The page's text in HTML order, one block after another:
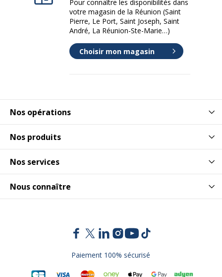
Nos opérations
Nos produits
Nos services
Nous connaître
Pour connaître les disponibilités dans
votre magasin de la Réunion (Saint
Pierre, Le Port, Saint Joseph, Saint
André, La Réunion-Ste-Marie…)
Choisir mon magasin
Paiement 100% sécurisé